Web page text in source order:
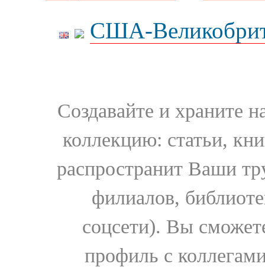
США-
Создавайте и храните
коллекцию: статьи,
распространит Ваши
филиалов,
соцсети). Вы
профиль с